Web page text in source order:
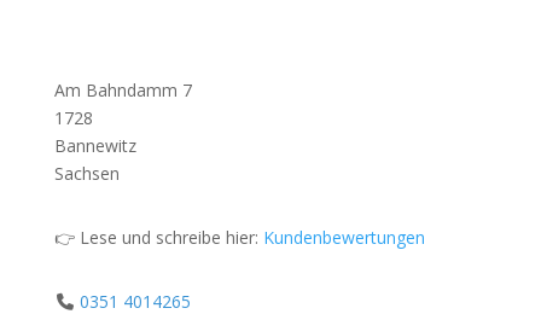
Am Bahndamm 7
1728
Bannewitz
Sachsen
👉 Lese und schreibe hier: Kundenbewertungen
0351 4014265